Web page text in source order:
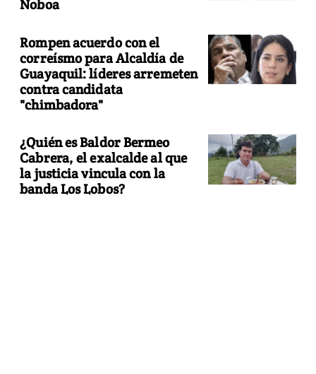
Noboa
Rompen acuerdo con el
correísmo para Alcaldía de
Guayaquil: líderes arremeten
contra candidata
"chimbadora"
¿Quién es Baldor Bermeo
Cabrera, el exalcalde al que
la justicia vincula con la
banda Los Lobos?